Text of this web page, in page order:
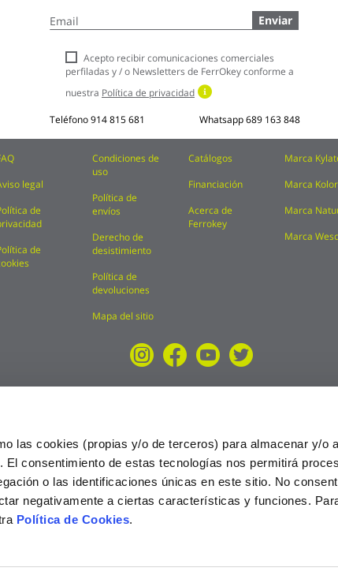
las cookies (propias y/o de terceros) para almacenar y/o
El consentimiento de estas tecnologías nos permitirá
o las identificaciones únicas en este sitio. No
negativamente a ciertas características y funciones.
Política de Cookies.
a
boletín
noticias:
Enviar
Acepto recibir comunicaciones comerciales
perfiladas y / o Newsletters de FerrOkey conforme a
nuestra Política de privacidad
Teléfono914 815 681 Whatsapp689 163 848
legal
de
de
Condiciones de
uso
Política de
envíos
Derecho de
desistimiento
Política de
devoluciones
Mapa del sitio
Catálogos
Financiación
Acerca de
Ferrokey
Marca
Marca
Marca
Marca